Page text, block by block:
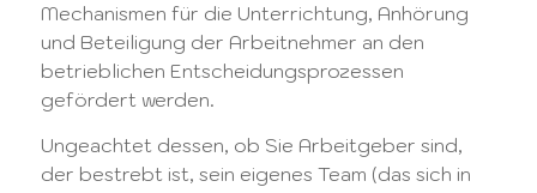
Mechanismen für die Unterrichtung, Anhörung
und Beteiligung der Arbeitnehmer an den
betrieblichen Entscheidungsprozessen
gefördert werden.
Ungeachtet dessen, ob Sie Arbeitgeber sind,
der bestrebt ist, sein eigenes Team (das sich in